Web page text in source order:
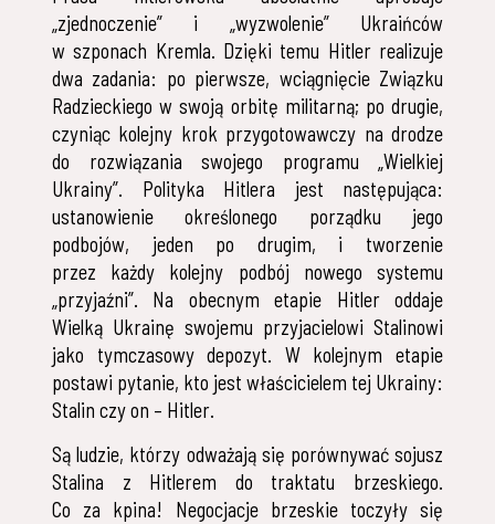
„zjednoczenie” i „wyzwolenie” Ukraińców
w szponach Kremla. Dzięki temu Hitler realizuje
dwa zadania: po pierwsze, wciągnięcie Związku
Radzieckiego w swoją orbitę militarną; po drugie,
czyniąc kolejny krok przygotowawczy na drodze
do rozwiązania swojego programu „Wielkiej
Ukrainy”. Polityka Hitlera jest następująca:
ustanowienie określonego porządku jego
podbojów, jeden po drugim, i tworzenie
przez każdy kolejny podbój nowego systemu
„przyjaźni”. Na obecnym etapie Hitler oddaje
Wielką Ukrainę swojemu przyjacielowi Stalinowi
jako tymczasowy depozyt. W kolejnym etapie
postawi pytanie, kto jest właścicielem tej Ukrainy:
Stalin czy on – Hitler.
Są ludzie, którzy odważają się porównywać sojusz
Stalina z Hitlerem do traktatu brzeskiego.
Co za kpina! Negocjacje brzeskie toczyły się